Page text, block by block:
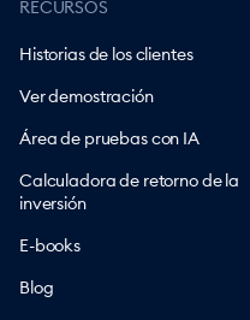
RECURSOS
Historias de los clientes
Ver demostración
Área de pruebas con IA
Calculadora de retorno de la
inversión
E-books
Blog